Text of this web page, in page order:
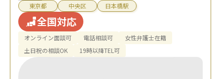
東京都 中央区 日本橋駅
全国対応
オンライン面談可 電話相談可
女性弁護士在籍
土日祝の相談OK
19時以降TEL可